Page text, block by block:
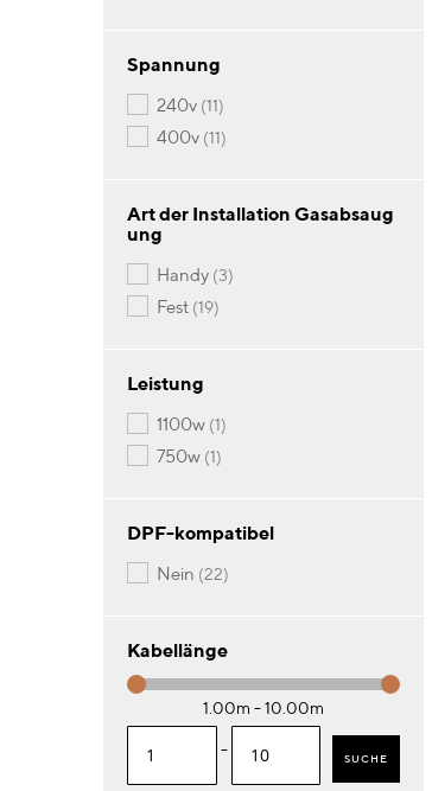
Spannung
240v 11Artikel
400v 11Artikel
Art der Installation Gasabsaug
ung
handy 3Artikel
fest 19Artikel
Leistung
1100w 1Artikel
750w 1Artikel
DPF-kompatibel
nein 22Artikel
Kabellänge
1.00m - 10.00m
- SUCHE